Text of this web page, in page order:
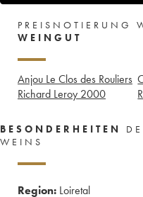
PREISNOTIERUNG
WEINGUT
Anjou Le Clos des Rouliers
Richard Leroy 2000
BESONDERHEITEN
WEINS
Region: Loiretal